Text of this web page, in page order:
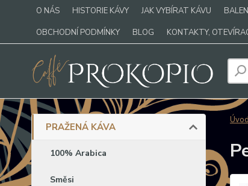
O NÁS HISTORIE KÁVY JAK VYBÍRAT KÁVU
OBCHODNÍ PODMÍNKY
BLOG KONTAKTY,
PRAŽENÁ KÁVA
100% Arabica
Směsi
Úvod